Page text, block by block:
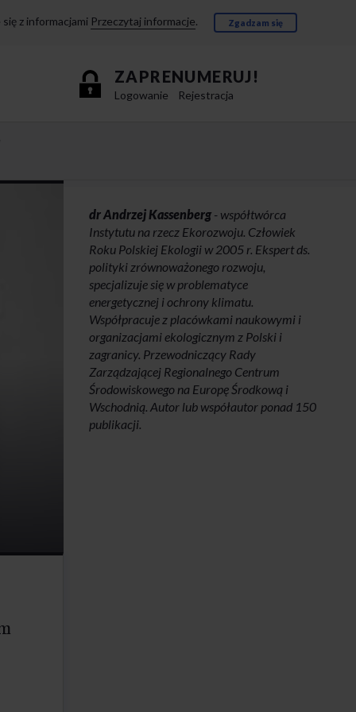
z informacjami Przeczytaj informacje. Zgadzam się
ZAPRENUMERUJ!
Logowanie Rejestracja
dr Andrzej Kassenberg - współtwórca
Instytutu na rzecz Ekorozwoju. Człowiek
Roku Polskiej Ekologii w 2005 r. Ekspert ds.
polityki zrównoważonego rozwoju,
specjalizuje się w problematyce
energetycznej i ochrony klimatu.
Współpracuje z placówkami naukowymi i
organizacjami ekologicznym z Polski i
zagranicy. Przewodniczący Rady
Zarządzającej Regionalnego Centrum
Środowiskowego na Europę Środkową i
Wschodnią. Autor lub współautor ponad 150
publikacji.